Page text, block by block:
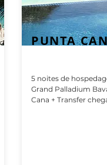
PUNTA
5 noites de
Grand Palladium
Cana + Transfer